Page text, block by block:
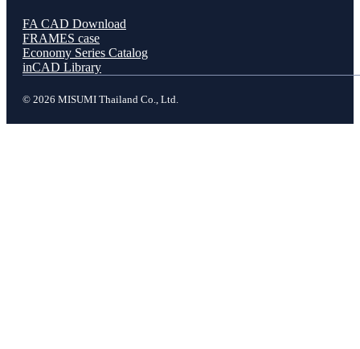
FA CAD Download
FRAMES case
Economy Series Catalog
inCAD Library
© 2026 MISUMI Thailand Co., Ltd.